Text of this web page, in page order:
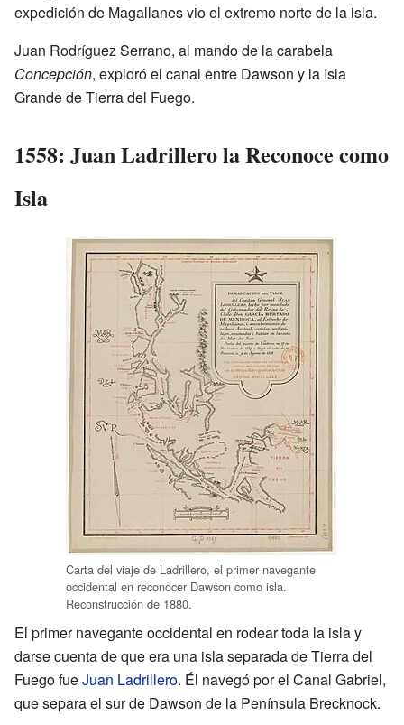
expedición de Magallanes vio el extremo norte de la isla.
Juan Rodríguez Serrano, al mando de la carabela
Concepción, exploró el canal entre Dawson y la Isla
Grande de Tierra del Fuego.
1558: Juan Ladrillero la Reconoce como
Isla
Carta del viaje de Ladrillero, el primer navegante
occidental en reconocer Dawson como isla.
Reconstrucción de 1880.
El primer navegante occidental en rodear toda la isla y
darse cuenta de que era una isla separada de Tierra del
Fuego fueJuan Ladrillero. Él navegó por el Canal Gabriel,
que separa el sur de Dawson de la Península Brecknock.